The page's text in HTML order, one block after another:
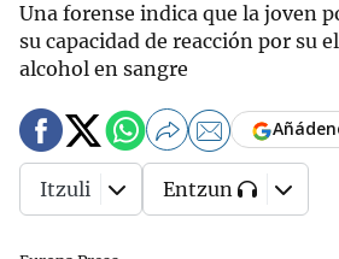
Una forense indica que la joven
su capacidad de reacción por su
alcohol en sangre
Itzuli Entzun